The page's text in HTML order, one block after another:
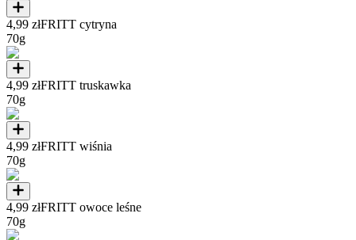
4,99 złFRITT cytryna
70g
4,99 złFRITT truskawka
70g
4,99 złFRITT wiśnia
70g
4,99 złFRITT owoce leśne
70g